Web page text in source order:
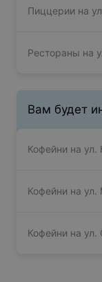
Пиццерии на
Рестораны на
Вам будет
Кофейни на
Кофейни на
Кофейни на